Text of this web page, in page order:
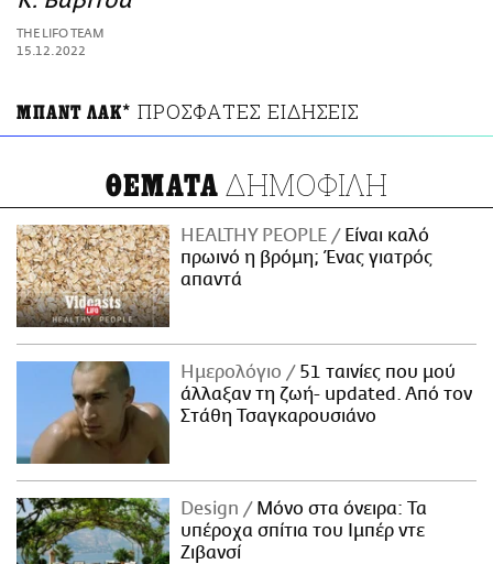
ΑΜΠΑ
PRINT
THE LIFO TEAM
15.12.2022
ΜΠΑΝΤ ΛΑΚ* ΠΡΟΣΦΑΤΕΣ ΕΙΔΗΣΕΙΣ
ΘΕΜΑΤΑ ΔΗΜΟΦΙΛΗ
HEALTHY PEOPLE
Είναι καλό
πρωινό η βρόμη; Ένας γιατρός
απαντά
Ημερολόγιο
51 ταινίες που μού
άλλαξαν τη ζωή- updated. Aπό τον
Στάθη Τσαγκαρουσιάνο
Design
Μόνο στα όνειρα: Τα
υπέροχα σπίτια του Ιμπέρ ντε
Ζιβανσί